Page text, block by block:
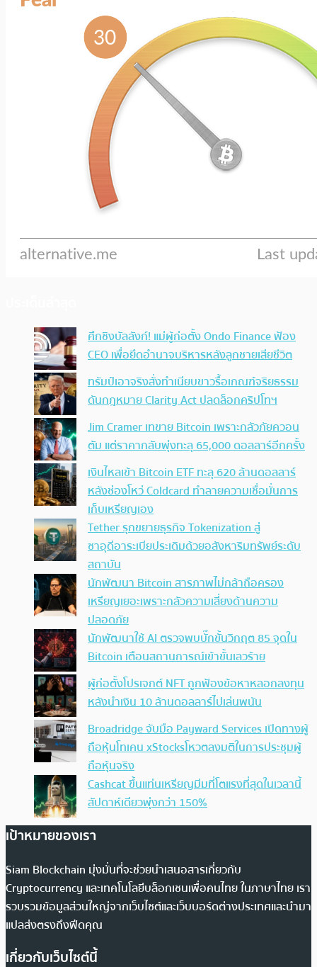
ศึกชิงบัลลังก์! แม่ผู้ก่อตั้ง Ondo Finance ฟ้อง
CEO เพื่อยึดอำนาจบริหารหลังลูกชายเสียชีวิต
ทรัมป์เอาจริง สั่งทำเนียบขาวรื้อเกณฑ์จริยธรรม
ดันกฎหมาย Clarity Act ปลดล็อกคริปโทฯ
Jim Cramer เทขาย Bitcoin เพราะกลัวภัยควอน
ตัม แต่ราคากลับพุ่งทะลุ 65,000 ดอลลาร์อีกครั้ง
เงินไหลเข้า Bitcoin ETF ทะลุ 620 ล้านดอลลาร์
หลังช่องโหว่ Coldcard ทำลายความเชื่อมั่นการ
เก็บเหรียญเอง
Tether รุกขยายธุรกิจ Tokenization สู่
ซาอุดีอาระเบียประเดิมด้วยอสังหาริมทรัพย์ระดับ
สถาบัน
นักพัฒนา Bitcoin สารภาพไม่กล้าถือครอง
เหรียญเยอะเพราะกลัวความเสี่ยงด้านความ
ปลอดภัย
นักพัฒนาใช้ AI ตรวจพบบั๊กขั้นวิกฤต 85 จุดใน
Bitcoin เตือนสถานการณ์เข้าขั้นเลวร้าย
ผู้ก่อตั้งโปรเจกต์ NFT ถูกฟ้องข้อหาหลอกลงทุน
หลังนำเงิน 10 ล้านดอลลาร์ไปเล่นพนัน
Broadridge จับมือ Payward Services เปิดทางผู้
ถือหุ้นโทเคน xStocksโหวตลงมติในการประชุมผู้
ถือหุ้นจริง
Cashcat ขึ้นแท่นเหรียญมีมที่โตแรงที่สุดในเวลานี้
สัปดาห์เดียวพุ่งกว่า 150%
เป้าหมายของเรา
Siam Blockchain มุ่งมั่นที่จะช่วยนำเสนอสารเกี่ยวกับ
Cryptocurrency และเทคโนโลยีบล็อกเชนเพื่อคนไทย ในภาษาไทย เรา
รวบรวมข้อมูลส่วนใหญ่จากเว็บไซต์และเว็บบอร์ดต่างประเทศและนำมา
แปลส่งตรงถึงฟีดคุณ
เกี่ยวกับเว็บไซต์นี้